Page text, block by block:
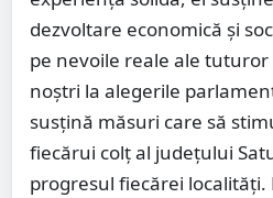
dezvoltare economică și
pe nevoile reale ale
noștri la alegerile
susțină măsuri care să
fiecărui colț al județului
progresul fiecărei